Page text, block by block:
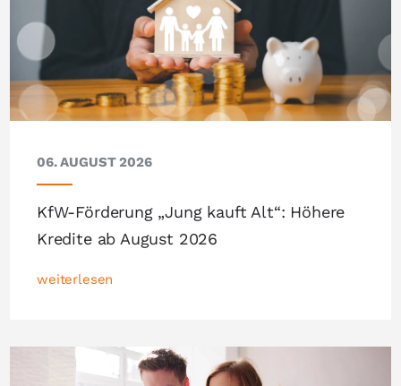
06. AUGUST 2026
KfW-Förderung „Jung kauft Alt“: Höhere
Kredite ab August 2026
weiterlesen